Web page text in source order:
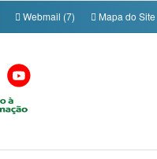
Webmail (7) Mapa do Site